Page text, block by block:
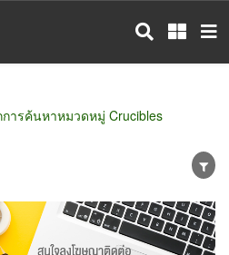
ารค้นหาหมวดหมู่ Crucibles
ผู้ผลิต
ตัวแทนจัดจำหน่าย